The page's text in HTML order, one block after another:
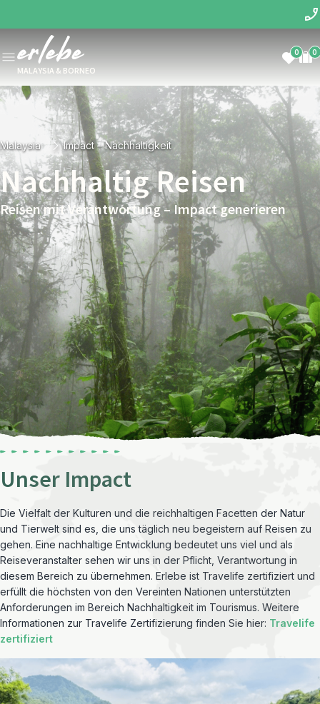
MALAYSIA & BORNEO
0 0
Malaysia Impact – Nachhaltigkeit
Nachhaltig Reisen
Reisen mit Verantwortung – Impact generieren
Unser Impact
Die Vielfalt der Kulturen und die reichhaltigen Facetten der Natur
und Tierwelt sind es, die uns täglich neu begeistern auf Reisen zu
gehen. Eine nachhaltige Entwicklung bedeutet uns viel und als
Reiseveranstalter sehen wir uns in der Pflicht, Verantwortung in
diesem Bereich zu übernehmen. Erlebe ist Travelife zertifiziert und
erfüllt die höchsten von den Vereinten Nationen unterstützten
Anforderungen im Bereich Nachhaltigkeit im Tourismus. Weitere
Informationen zur Travelife Zertifizierung finden Sie hier: Travelife
zertifiziert